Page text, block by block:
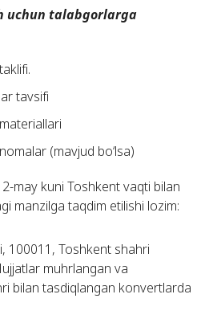
uchun talabgorlarga
tavsifi
(mavjud bo‘lsa)
may kuni Toshkent vaqti bilan
manzilga taqdim etilishi lozim:
100011, Toshkent shahri
muhrlangan va
bilan tasdiqlangan konvertlarda